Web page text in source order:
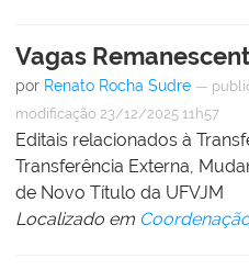
Vagas
por Renato Rocha Sudre —
modificação 23/12/2025 11h57
Editais relacionados à
Transferência Externa,
de Novo Título da UFVJM
Localizado em